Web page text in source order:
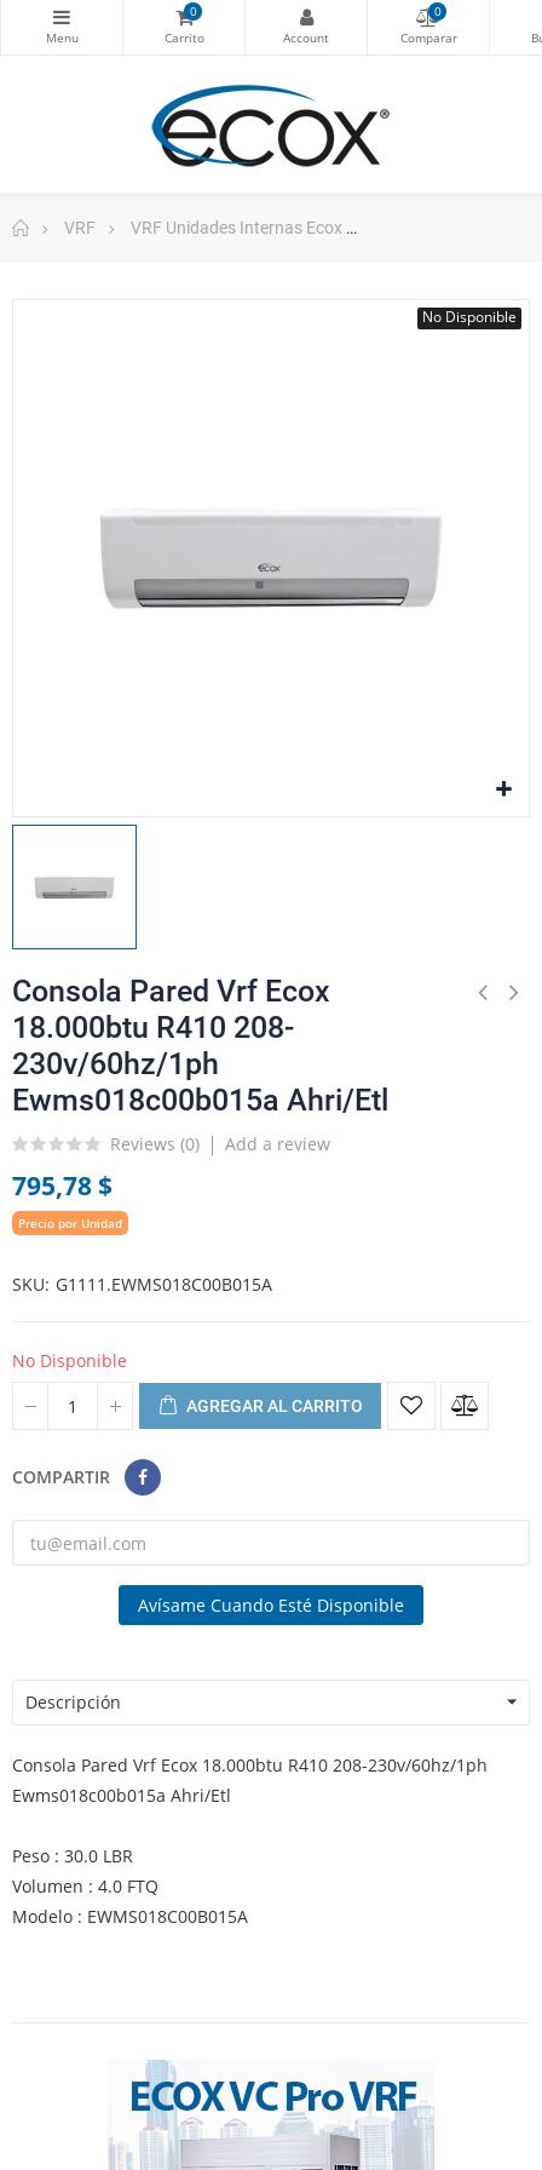
0 0
VRF VRF Unidades Internas Ecox
No Disponible
Consola Pared Vrf Ecox
18.000btu R410 208-
230v/60hz/1ph
Ewms018c00b015a Ahri/Etl
Reviews (0) Add a review
795,78 $
Precio por Unidad
SKU G1111.EWMS018C00B015A
No Disponible
AGREGAR AL CARRITO
COMPARTIR
Avísame Cuando Esté Disponible
Descripción
Consola Pared Vrf Ecox 18.000btu R410 208-230v/60hz/1ph
Ewms018c00b015a Ahri/Etl
Peso : 30.0 LBR
Volumen : 4.0 FTQ
Modelo : EWMS018C00B015A